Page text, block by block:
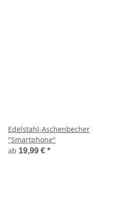
Edelstahl-Aschenbecher
"Smartphone"
ab 19,99 € *